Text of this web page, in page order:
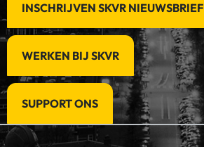
INSCHRIJVEN SKVR NIEUWSBRIEF
WERKEN BIJ SKVR
SUPPORT ONS